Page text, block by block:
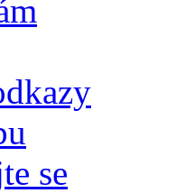
se